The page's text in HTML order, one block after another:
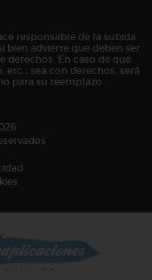
responsable de la subida
bien advierte que deben ser
En caso de que
sea con derechos, será
para su reemplazo.